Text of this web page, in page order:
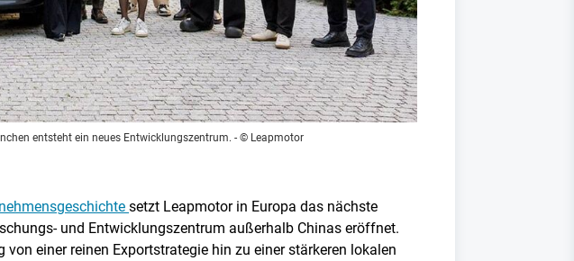
entsteht ein neues Entwicklungszentrum. - © Leapmotor
setzt Leapmotor in Europa das nächste
und Entwicklungszentrum außerhalb Chinas eröffnet.
einer reinen Exportstrategie hin zu einer stärkeren lokalen